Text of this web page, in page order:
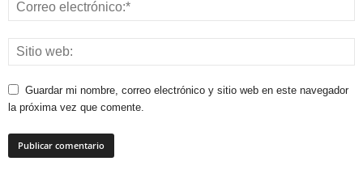
Guardar mi nombre, correo electrónico y sitio web en este navegador
la próxima vez que comente.